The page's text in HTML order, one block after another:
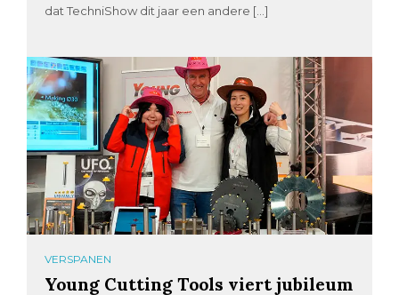
dat TechniShow dit jaar een andere […]
VERSPANEN
Young Cutting Tools viert jubileum